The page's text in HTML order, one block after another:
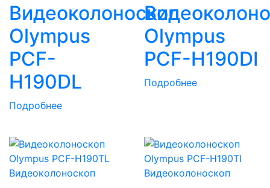
Видеоколоноскоп
Olympus
PCF-
H190DL
Подробнее
Olympus
PCF-H190DI
Подробнее
Видеоколоноскоп Видеоколоноскоп